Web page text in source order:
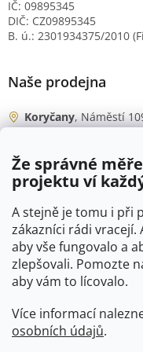
Že správné
projektu ví
A stejně je tomu i při
zákazníci rádi vracejí.
aby vše fungovalo a
zlepšovali. Pomozte
aby vám to lícovalo.
Více informací
osobních údajů.
IČ: 09895345
DIČ: CZ09895345
B. ú.: 2301934375/2010
Naše prodejna
Koryčany, Náměstí
Po - Čt
06:00 - 07:00
07:30 - 15:30
Pá
06:00 - 07:00
07:30 - 15:00
So
07:00 - 10:00
Ne
zavřeno